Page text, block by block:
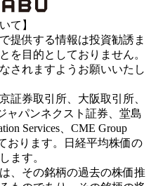
て】
提供する情報は投資勧誘ま
を目的としておりません。
されますようお願いいたし
証券取引所、大阪取引所、
ャパンネクスト証券、堂島
Services、CME Group
おります。日経平均株価の
ます。
、その銘柄の過去の株価推